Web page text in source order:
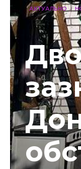
АКТУАЛЬНО